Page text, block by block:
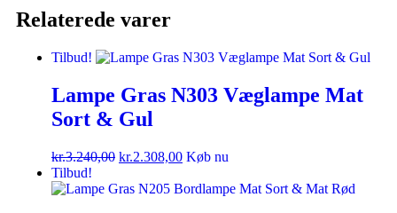
Relaterede varer
Tilbud!
Lampe Gras N303 Væglampe Mat
Sort & Gul
kr.3.240,00 kr.2.308,00 Køb nu
Tilbud!